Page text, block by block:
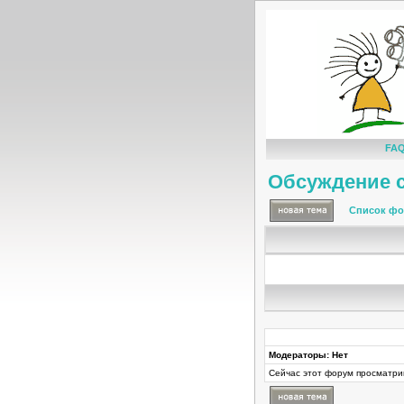
FAQ
Обсуждение
Список
Модераторы: Нет
Сейчас этот форум